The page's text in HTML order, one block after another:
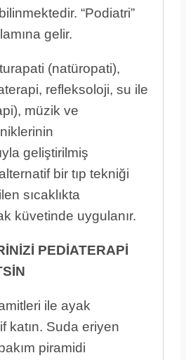
“Podiatri”
gelir.
(natüropati),
refleksoloji, su ile
müzik ve
geliştirilmiş
bir tıp tekniği
sıcaklıkta
küvetinde uygulanır.
PEDİATERAPİ
ile ayak
katın. Suda eriyen
piramidi